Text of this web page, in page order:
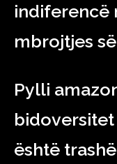
indiferencë
mbrojtjes
Pylli
bidoversitet
është